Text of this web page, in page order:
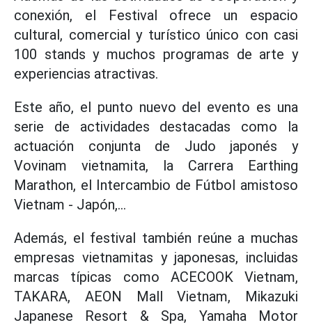
conexión, el Festival ofrece un espacio
cultural, comercial y turístico único con casi
100 stands y muchos programas de arte y
experiencias atractivas.
Este año, el punto nuevo del evento es una
serie de actividades destacadas como la
actuación conjunta de Judo japonés y
Vovinam vietnamita, la Carrera Earthing
Marathon, el Intercambio de Fútbol amistoso
Vietnam - Japón,...
Además, el festival también reúne a muchas
empresas vietnamitas y japonesas, incluidas
marcas típicas como ACECOOK Vietnam,
TAKARA, AEON Mall Vietnam, Mikazuki
Japanese Resort & Spa, Yamaha Motor